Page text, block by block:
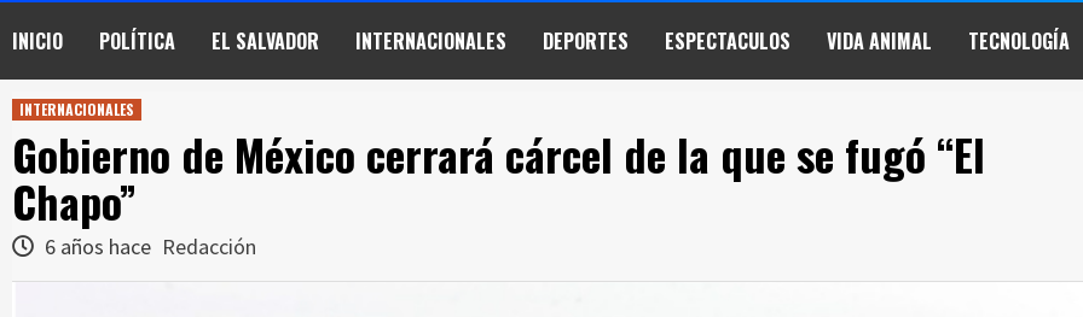
INICIO POLÍTICA EL SALVADOR INTERNACIONALES DEPORTES ESPECTACULOS VIDA ANIMAL TECNOLOGÍA
INTERNACIONALES
Gobierno de México cerrará cárcel de la que se fugó “El
Chapo”
6 años hace Redacción